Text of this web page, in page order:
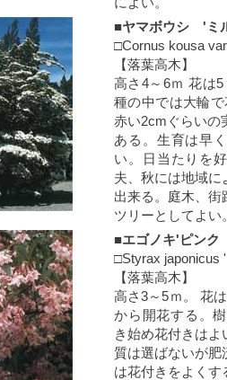
■ヤマボウシ 'ミ
□Cornus kousa
【落葉高木】
高さ4～6ｍ 花は
種の中では大輪
赤い2cmぐらいの
ある。生育は早
い。日当たりを
夫、秋には地域に
出来る。庭木、街
ツリーとしてよい
■エゴノキ'ピン
□Styrax japonicus
【落葉高木】
高さ3～5ｍ。 花
から開花する。
き始め花付きは
質は選ばないが肥
は花付きをよくす